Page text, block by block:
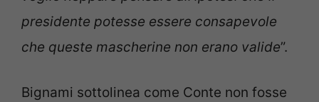
presidente potesse essere consapevole
che queste mascherine non erano valide”.
Bignami sottolinea come Conte non fosse